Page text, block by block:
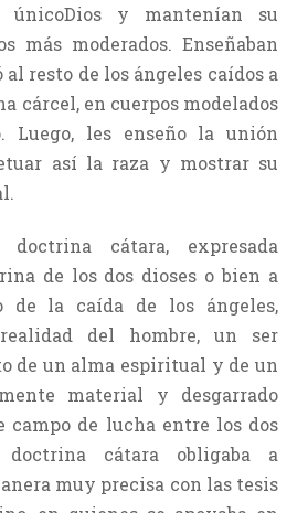
únicoDios y mantenían su
más moderados. Enseñaban
resto de los ángeles caídos a
cárcel, en cuerpos modelados
Luego, les enseño la unión
así la raza y mostrar su
cátara, expresada
de los dos dioses o bien a
de la caída de los ángeles,
del hombre, un ser
de un alma espiritual y de un
material y desgarrado
campo de lucha entre los dos
doctrina cátara obligaba a
muy precisa con las tesis